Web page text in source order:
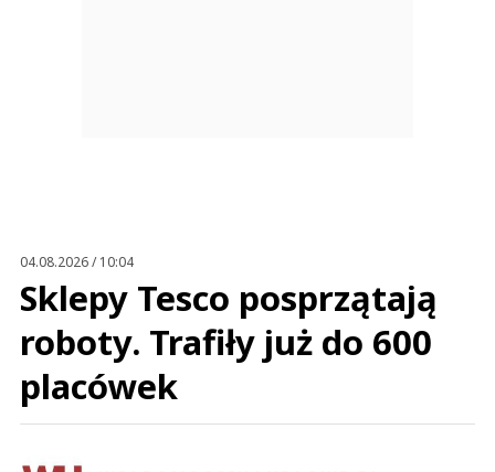
04.08.2026 / 10:04
Sklepy Tesco posprzątają
roboty. Trafiły już do 600
placówek